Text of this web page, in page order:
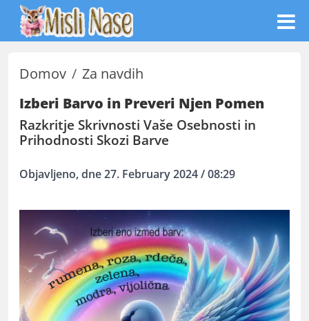
Domov
Za navdih
Izberi Barvo in Preveri Njen Pomen
Razkritje Skrivnosti Vaše Osebnosti in
Prihodnosti Skozi Barve
Objavljeno, dne 27. February 2024 / 08:29